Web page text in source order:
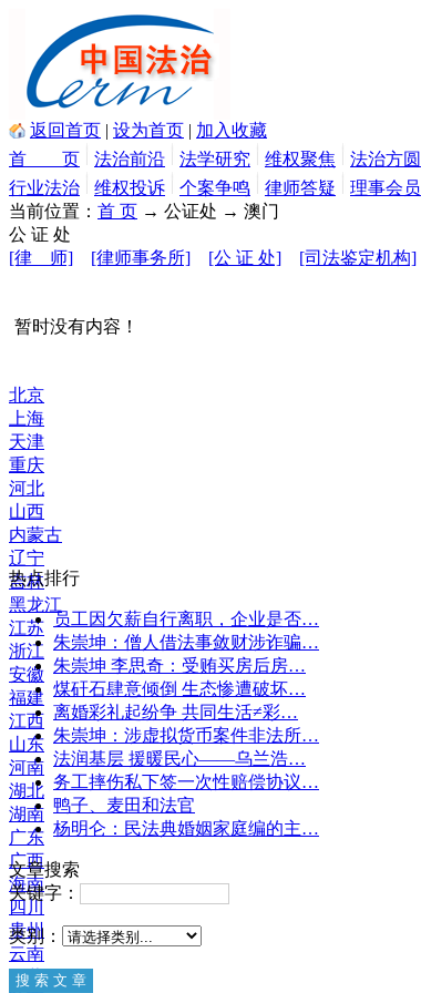
返回首页 | 设为首页 | 加入收藏
首 页
法治前沿 法学研究 维权聚焦 法治方圆
行业法治
维权投诉 个案争鸣 律师答疑 理事会员
当前位置： 首 页 → 公证处 → 澳门
公 证 处
[律 师]
[律师事务所] [公 证 处] [司法鉴定机构]
暂时没有内容！
北京
上海
天津
重庆
河北
山西
内蒙古
辽宁
吉林
黑龙江
江苏
浙江
安徽
福建
江西
山东
河南
湖北
湖南
广东
广西
海南
四川
贵州
云南
西藏
热点排行
员工因欠薪自行离职，企业是否…
朱崇坤：僧人借法事敛财涉诈骗…
朱崇坤 李思奇：受贿买房后房…
煤矸石肆意倾倒 生态惨遭破坏…
离婚彩礼起纷争 共同生活≠彩…
朱崇坤：涉虚拟货币案件非法所…
法润基层 援暖民心——乌兰浩…
务工摔伤私下签一次性赔偿协议…
鸭子、麦田和法官
杨明仑：民法典婚姻家庭编的主…
文章搜索
关键字：
类别：